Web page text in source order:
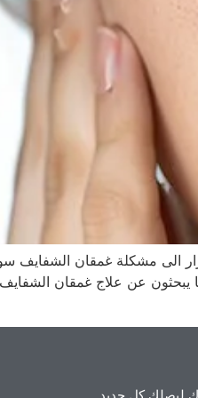
الى مشكلة غمقان الشفايف
عن علاج غمقان الشفايف